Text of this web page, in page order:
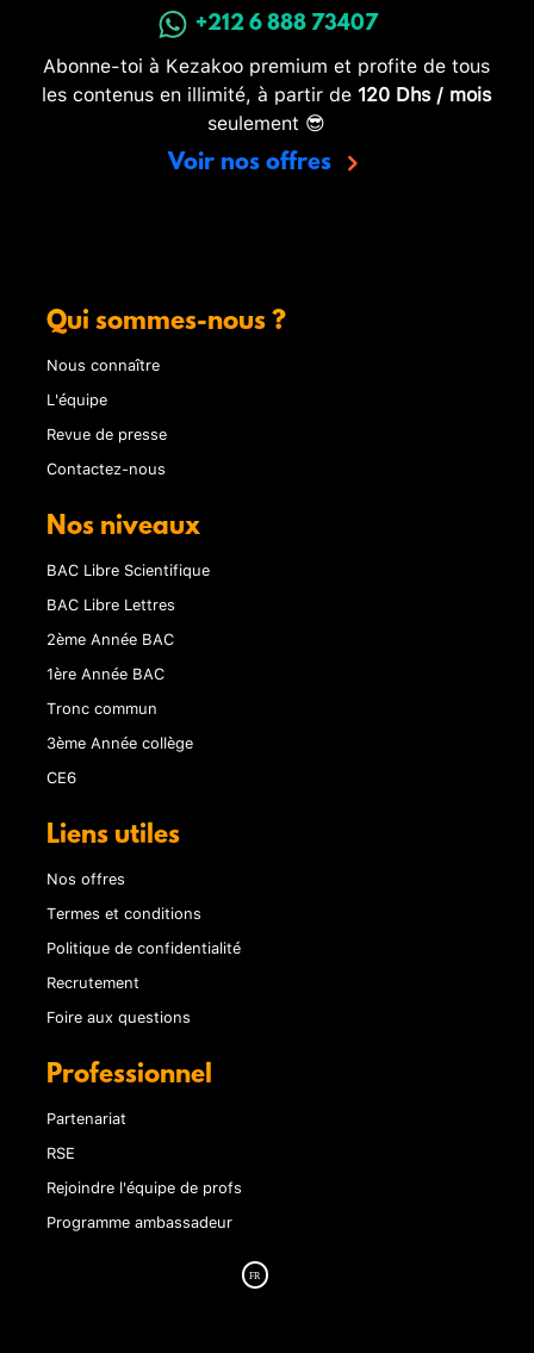
+212 6 888 73407
Abonne-toi à Kezakoo premium et profite de tous
les contenus en illimité, à partir de 120 Dhs / mois
seulement 😎
Voir nos offres
Qui sommes-nous ?
Nous connaître
L'équipe
Revue de presse
Contactez-nous
Nos niveaux
BAC Libre Scientifique
BAC Libre Lettres
2ème Année BAC
1ère Année BAC
Tronc commun
3ème Année collège
CE6
Liens utiles
Nos offres
Termes et conditions
Politique de confidentialité
Recrutement
Foire aux questions
Professionnel
Partenariat
RSE
Rejoindre l'équipe de profs
Programme ambassadeur